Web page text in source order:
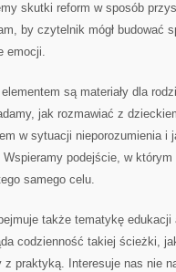
skutki reform w sposób
by czytelnik mógł budować
emocji.
są materiały dla
jak rozmawiać z
w sytuacji nieporozumienia i
Wspieramy podejście, w
samego celu.
także tematykę
codzienność takiej ścieżki,
z praktyką. Interesuje nas nie